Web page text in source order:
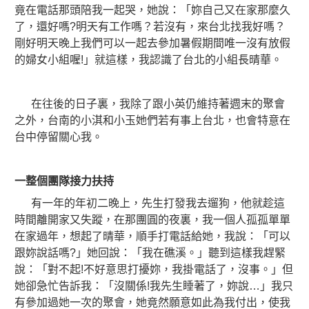
竟在電話那頭陪我一起哭，她說：「妳自己又在家那麼久
了，還好嗎?明天有工作嗎？若沒有，來台北找我好嗎？
剛好明天晚上我們可以一起去參加暑假期間唯一沒有放假
的婦女小組喔!」就這樣，我認識了台北的小組長晴華。
在往後的日子裏，我除了跟小英仍維持著週末的聚會
之外，台南的小淇和小玉她們若有事上台北，也會特意在
台中停留關心我。
一整個團隊接力扶持
有一年的年初二晚上，先生打發我去遛狗，他就趁這
時間離開家又失蹤，在那團圓的夜裏，我一個人孤孤單單
在家過年，想起了晴華，順手打電話給她，我說：「可以
跟妳說話嗎?」她回說：「我在礁溪。」聽到這樣我趕緊
說：「對不起!不好意思打擾妳，我掛電話了，沒事。」但
她卻急忙告訴我：「沒關係!我先生睡著了，妳說…」我只
有參加過她一次的聚會，她竟然願意如此為我付出，使我